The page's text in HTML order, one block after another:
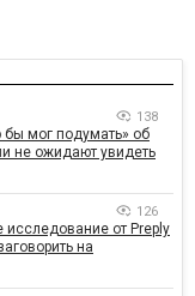
138
бы мог подумать» об
не ожидают увидеть
126
исследование от Preply
на